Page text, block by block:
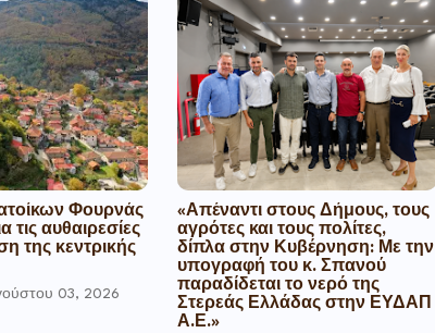
Φουρνάς
τις αυθαιρεσίες
της κεντρικής
03, 2026
«Απέναντι στους Δήμους, τους
αγρότες και τους πολίτες,
δίπλα στην Κυβέρνηση: Με την
υπογραφή του κ. Σπανού
παραδίδεται το νερό της
Στερεάς Ελλάδας στην ΕΥΔΑΠ
Α.Ε.»